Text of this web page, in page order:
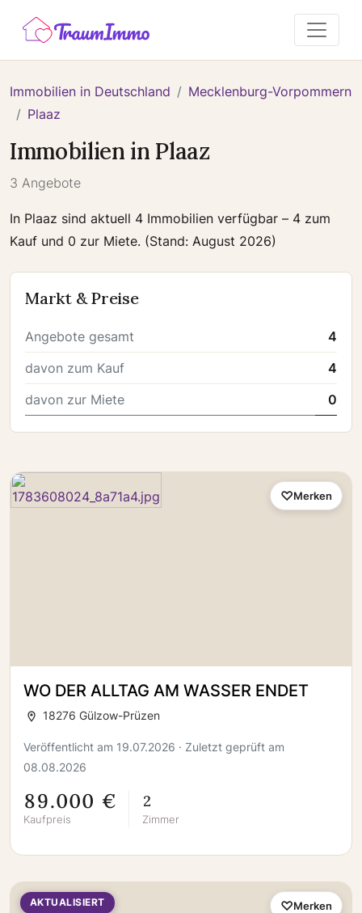
Immobilien in Deutschland
Mecklenburg-Vorpommern
Plaaz
Immobilien in Plaaz
3 Angebote
In Plaaz sind aktuell 4 Immobilien verfügbar – 4 zum
Kauf und 0 zur Miete. (Stand: August 2026)
Markt & Preise
Angebote gesamt
4
davon zum Kauf
4
davon zur Miete
0
WO DER ALLTAG AM WASSER ENDET
18276 Gülzow-Prüzen
Veröffentlicht am 19.07.2026 · Zuletzt geprüft am
08.08.2026
89.000 €
Kaufpreis
2
Zimmer
Merken
AKTUALISIERT Merken